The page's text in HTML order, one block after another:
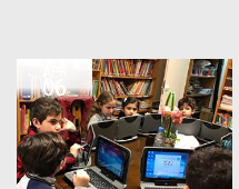
06